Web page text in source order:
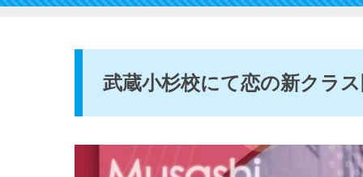
武蔵小杉校にて恋の新クラ